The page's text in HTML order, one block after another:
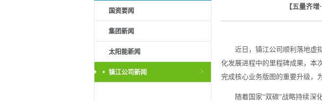
国资要闻
集团新闻
太阳能新闻
镇江公司新闻
【五量齐
近日，镇江公司顺利落地虚
化发展进程中的里程碑成果，本
完成核心业务版图的重要升级，
随着国家“双碳”战略持续深